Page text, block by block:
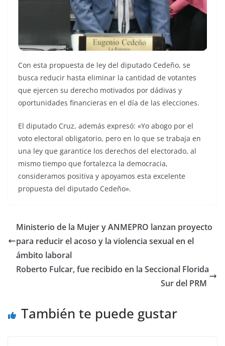
Con esta propuesta de ley del diputado Cedeño, se
busca reducir hasta eliminar la cantidad de votantes
que ejercen su derecho motivados por dádivas y
oportunidades financieras en el día de las elecciones.
El diputado Cruz, además expresó: «Yo abogo por el
voto electoral obligatorio, pero en lo que se trabaja en
una ley que garantice los derechos del electorado, al
mismo tiempo que fortalezca la democracia,
consideramos positiva y apoyamos esta excelente
propuesta del diputado Cedeño».
Ministerio de la Mujer y ANMEPRO lanzan proyecto
para reducir el acoso y la violencia sexual en el
ámbito laboral
Roberto Fulcar, fue recibido en la Seccional Florida
Sur del PRM
También te puede gustar